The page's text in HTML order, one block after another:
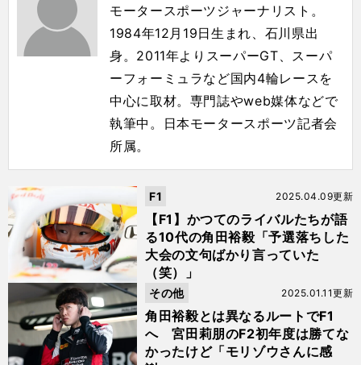
バ
モータースポーツジャーナリスト。
1984年12月19日生まれ、石川県出
身。2011年よりスーパーGT、スーパ
ーフォーミュラなど国内4輪レースを
中心に取材。専門誌やweb媒体などで
執筆中。日本モータースポーツ記者会
所属。
【F1】かつてのライバルたちが語
る10代の角田裕毅「予選落ちした
大会の文句ばかり言っていた
（笑）」
2025.04.09更新
F1
角田裕毅とは異なるルートでF1
へ 宮田莉朋のF2初年度は勝てな
かったけど「モリゾウさんに感
2025.01.11更新
その他